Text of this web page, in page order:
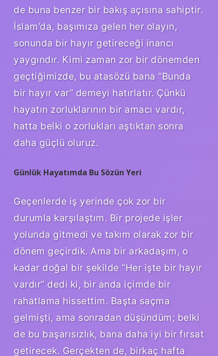
de buna benzer bir bakış açısına sahiptir.
İslam’da, başımıza gelen her olayın,
sonunda bir hayır getireceği inancı
yaygındır. Kimi zaman zor bir dönemden
geçtiğimizde, bu atasözü bana “Bunda
bir hayır var” demeyi hatırlatır. Çünkü
hayatın zorluklarının bir amacı vardır,
hatta belki o zorlukları aştıktan sonra
daha güçlü oluruz.
Günlük Hayatımda Bu Sözün Yeri
Geçenlerde iş yerinde çok zor bir
durumla karşılaştım. Bir projede işler
yolunda gitmedi ve takım olarak zor bir
dönem geçirdik. Ama bir arkadaşım, o
kadar doğal bir şekilde “Her işte bir hayır
vardır” dedi ki, bir anda içimde bir
rahatlama hissettim. Başta saçma
gelmişti, ama sonradan düşündüm; belki
de bu başarısızlık, bana daha iyi bir fırsat
getirecek. Gerçekten de, birkaç hafta